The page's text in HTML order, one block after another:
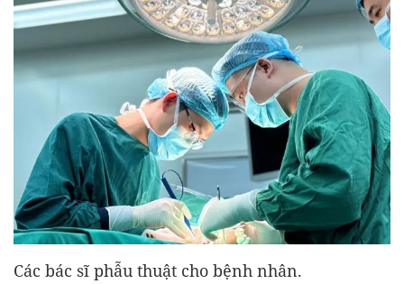
Các bác sĩ phẫu thuật cho bệnh nhân.